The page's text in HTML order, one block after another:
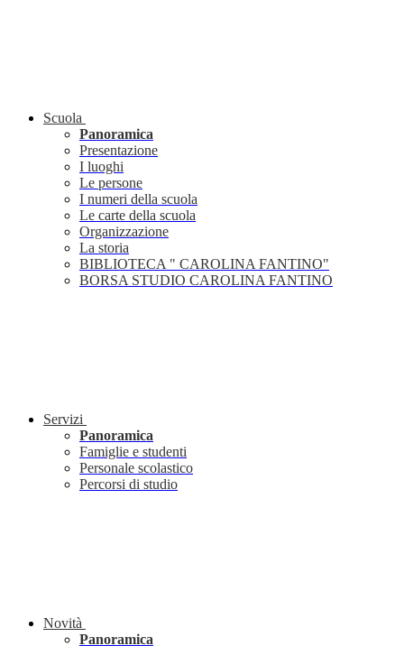
Scuola
Panoramica
Presentazione
I luoghi
Le persone
I numeri della scuola
Le carte della scuola
Organizzazione
La storia
BIBLIOTECA " CAROLINA FANTINO"
BORSA STUDIO CAROLINA FANTINO
Servizi
Panoramica
Famiglie e studenti
Personale scolastico
Percorsi di studio
Novità
Panoramica